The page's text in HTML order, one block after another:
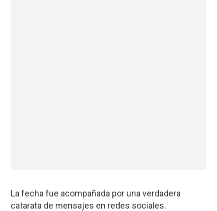
La fecha fue acompañada por una verdadera
catarata de mensajes en redes sociales.